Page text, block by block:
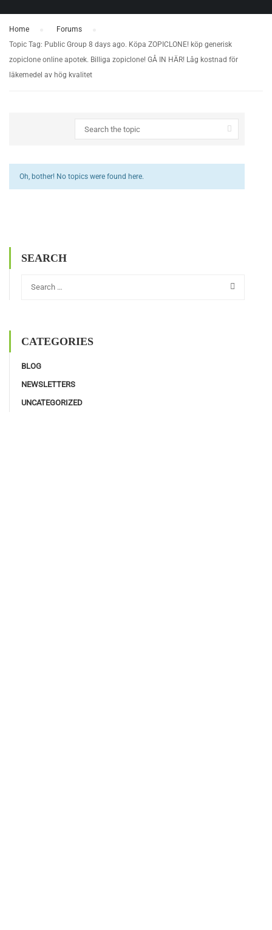
Home Forums
Topic Tag: Public Group 8 days ago. Köpa ZOPICLONE! köp generisk
zopiclone online apotek. Billiga zopiclone! GÅ IN HÄR! Låg kostnad för
läkemedel av hög kvalitet
Oh, bother! No topics were found here.
SEARCH
CATEGORIES
BLOG
NEWSLETTERS
UNCATEGORIZED